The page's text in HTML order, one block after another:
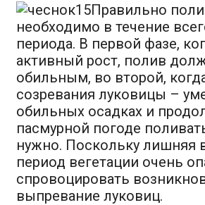
Правильно
необходимо в течение
периода. В первой фазе,
активный рост, полив
обильным, во второй,
созревания луковицы –
обильных осадках и
пасмурной погоде
нужно. Поскольку лишняя
период вегетации очень
спровоцировать
выпревание луковиц.